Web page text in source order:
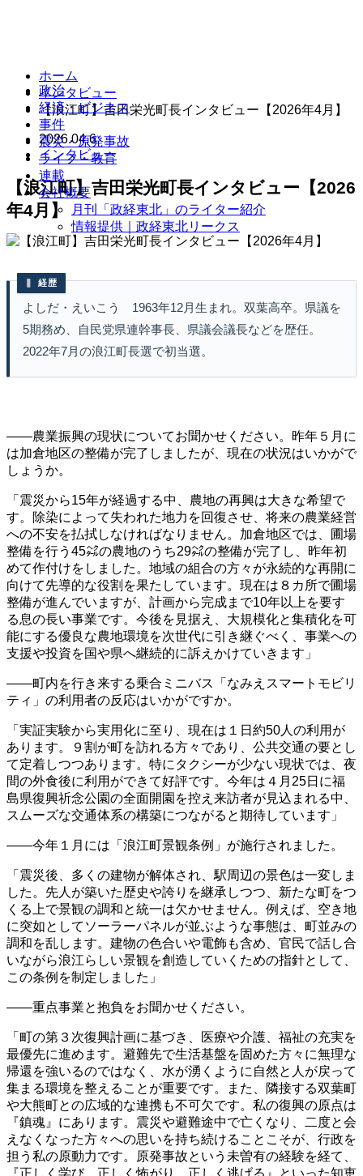
政治
経済・ビジネス
事件
震災・原発事故
ライフ・教育
連載
会社概要
月刊「政経東北」のライター紹介
情報提供｜政経東北リークス
ホーム
インタビュー
【浪江町】吉田栄光町長インタビュー【2026年4月】
2026.04.6
インタビュー
【浪江町】吉田栄光町長インタビュー【2026
年4月】
経歴
よしだ・えいこう 1963年12月生まれ。双葉高卒。県議を
5期務め、自民党県連幹事長、県議会議長などを歴任。
2022年7月の浪江町長選で初当選。
――農業振興の現状についてお聞かせください。昨年５月に
は加倉地区の整備が完了しましたが、現在の状況はいかがで
しょうか。
「震災から15年が経過する中、農地の再興は大きな希望で
す。除染によって失われた地力を回復させ、将来の農業経営
への不安を払拭しなければなりません。加倉地区では、圃場
整備を行う45㌶の農地のうち29㌶の整備が完了し、昨年初
めて作付けをしました。地域の組合の方々が永続的な再開に
向けて先導的な役割を果たしています。現在は８カ所で圃場
整備が進んでいますが、計画から完成まで10年以上を要す
る息の長い事業です。今後を見据え、大規模化と集積化を可
能にする優良な農地環境を次世代に引き継ぐべく、事業への
支援や投資を国や県へ継続的に訴えかけていきます」
――町内を行き来する乗合ミニバス「なみえスマートモビリ
ティ」の利用者の反応はいかがですか。
「実証実験から実用化に至り、現在は１日約50人の利用が
あります。９割が町を訪れる方々であり、公共交通の要とし
て定着しつつあります。特にタクシーが少ない現状では、夜
間の外食後に利用ができて好評です。今年は４月25日に福
島県復興祈念公園の全面開園を控え来訪者が見込まれる中、
スムーズな交通体系の構築につながると期待しています」
――今年１月には「浪江町景観条例」が施行されました。
「震災後、多くの建物が解体され、駅周辺の景色は一変しま
した。先人が築いた歴史や誇りを継承しつつ、新たな町をつ
くる上で景観の調和と統一は欠かせません。例えば、空き地
に突如としてソーラーパネルが並ぶような事態は、町並みの
調和を乱します。建物の色合いや電飾も含め、官民で話し合
いながら浪江らしい景観を創造していくための指針として、
この条例を制定しました」
――重点事業と抱負をお聞かせください。
「町の第３次復興計画に基づき、医療や介護、福祉の充実を
最優先に進めます。避難先で生活基盤を固めた方々に無理な
帰還を強いるのではなく、水が湧くように自然と人が戻って
集まる環境を整えることが重要です。また、隣接する双葉町
や大熊町との広域的な連携も不可欠です。私の復興の原点は
『鎮魂』にあります。震災や避難途中で亡くなり、二度と会
えなくなった方々への思いを持ち続けることこそが、行政を
担う私の原動力です。原発事故という未曽有の経験を経て、
『正しく学び、正しく怖がり、正しく逃げる』といった知恵